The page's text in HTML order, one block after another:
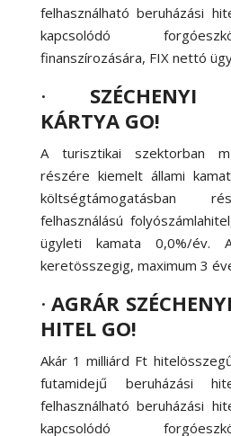
felhasználható beruházási
kapcsolódó
finanszírozására, FIX nettó
· SZÉCHENYI
KÁRTYA GO!
A turisztikai szektorban
részére kiemelt állami
költségtámogatásban
felhasználású
ügyleti kamata 0,0%/év.
keretösszegig, maximum 3
·AGRÁR
HITEL GO!
Akár 1 milliárd Ft
futamidejű beruházási
felhasználható beruházási
kapcsolódó